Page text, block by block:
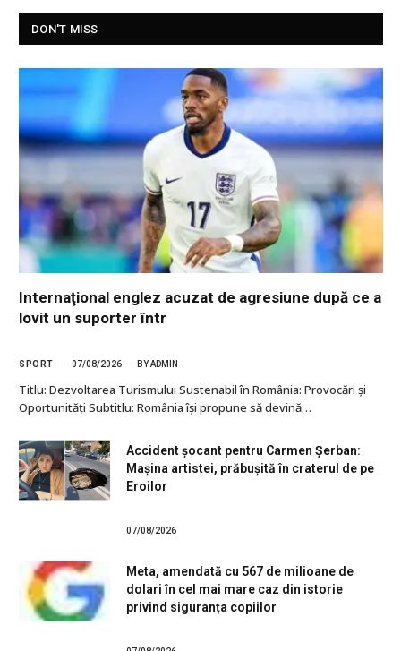
DON'T MISS
Internaţional englez acuzat de agresiune după ce a
lovit un suporter într
SPORT 07/08/2026 BY ADMIN
Titlu: Dezvoltarea Turismului Sustenabil în România: Provocări și
Oportunități Subtitlu: România își propune să devină…
Accident șocant pentru Carmen Șerban:
Mașina artistei, prăbușită în craterul de pe
Eroilor
07/08/2026
Meta, amendată cu 567 de milioane de
dolari în cel mai mare caz din istorie
privind siguranța copiilor